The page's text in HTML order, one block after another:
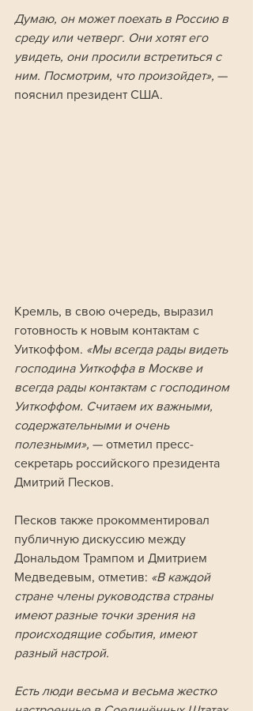
Думаю, он может поехать в Россию в
среду или четверг. Они хотят его
увидеть, они просили встретиться с
ним. Посмотрим, что произойдет», —
пояснил президент США.
Кремль, в свою очередь, выразил
готовность к новым контактам с
Уиткоффом. «Мы всегда рады видеть
господина Уиткоффа в Москве и
всегда рады контактам с господином
Уиткоффом. Считаем их важными,
содержательными и очень
полезными», — отметил пресс-
секретарь российского президента
Дмитрий Песков.
Песков также прокомментировал
публичную дискуссию между
Дональдом Трампом и Дмитрием
Медведевым, отметив: «В каждой
стране члены руководства страны
имеют разные точки зрения на
происходящие события, имеют
разный настрой.
Есть люди весьма и весьма жестко